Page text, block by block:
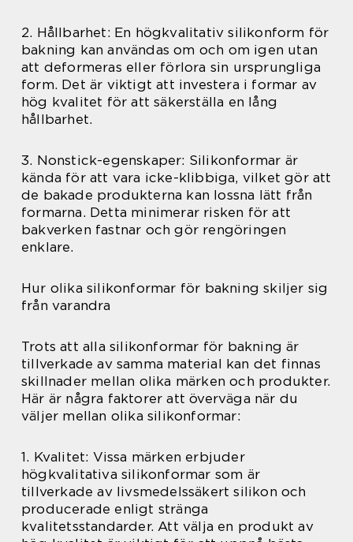
2. Hållbarhet: En högkvalitativ silikonform för
bakning kan användas om och om igen utan
att deformeras eller förlora sin ursprungliga
form. Det är viktigt att investera i formar av
hög kvalitet för att säkerställa en lång
hållbarhet.
3. Nonstick-egenskaper: Silikonformar är
kända för att vara icke-klibbiga, vilket gör att
de bakade produkterna kan lossna lätt från
formarna. Detta minimerar risken för att
bakverken fastnar och gör rengöringen
enklare.
Hur olika silikonformar för bakning skiljer sig
från varandra
Trots att alla silikonformar för bakning är
tillverkade av samma material kan det finnas
skillnader mellan olika märken och produkter.
Här är några faktorer att överväga när du
väljer mellan olika silikonformar:
1. Kvalitet: Vissa märken erbjuder
högkvalitativa silikonformar som är
tillverkade av livsmedelssäkert silikon och
producerade enligt stränga
kvalitetsstandarder. Att välja en produkt av